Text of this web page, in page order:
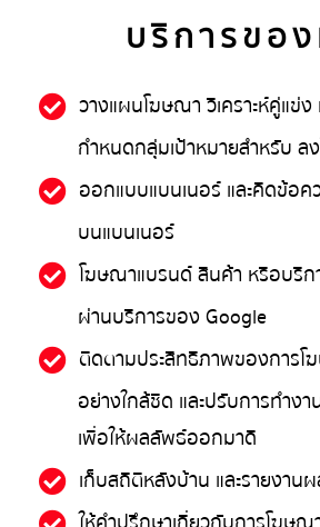
บริการของ
วางแผนโฆษณา วิเคราะห์คู่แข่ง
กำหนดกลุ่มเป้าหมายสำหรับ
ออกแบบแบนเนอร์ และคิดข้อค
บนแบนเนอร์
โฆษณาแบรนด์ สินค้า หรือบริก
ผ่านบริการของ Google
ติดตามประสิทธิภาพของการโ
อย่างใกล้ชิด และปรับการทำง
เพื่อให้ผลลัพธ์ออกมาดี
เก็บสถิติหลังบ้าน และรายงาน